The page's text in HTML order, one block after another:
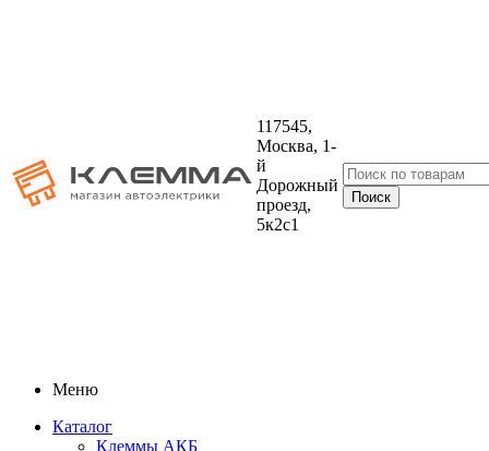
117545,
Москва, 1-
й
Дорожный
проезд,
5к2с1
Меню
Каталог
Клеммы АКБ